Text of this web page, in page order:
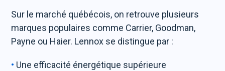
Sur le marché québécois, on retrouve plusieurs
marques populaires comme Carrier, Goodman,
Payne ou Haier. Lennox se distingue par :
Une efficacité énergétique supérieure